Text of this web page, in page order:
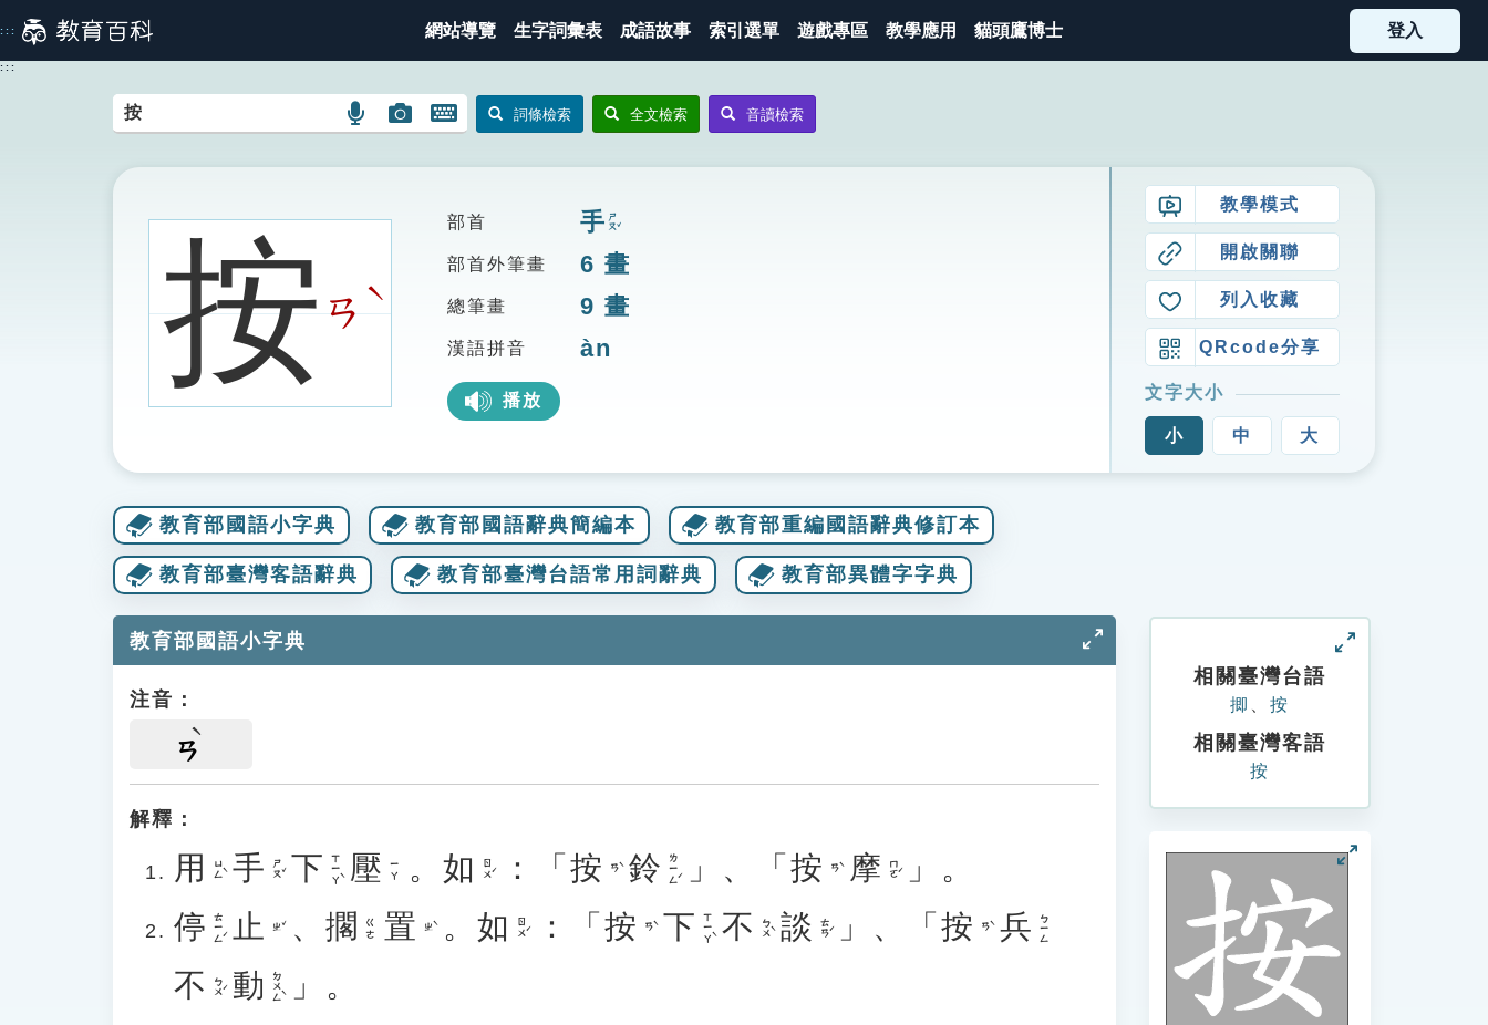
到
主
::: 網站導覽 生字詞彙表 成語故事 索引選單 遊戲專區 教學應用 貓頭鷹博士 登入
:::
語
搜
圖
圖
搜
開
鍵
圖
詞條檢索 全文檢索 音讀檢索
按ㄢ
ˋ
部首 手ㄕㄡˇ
部首外筆畫 6 畫
總筆畫 9 畫
漢語拼音 àn
播放
教學模式
開啟關聯
列入收藏
QRcode分享
文字大小
小 中 大
教育部國語小字典 教育部國語辭典簡編本 教育部重編國語辭典修訂本
教育部臺灣客語辭典 教育部臺灣台語常用詞辭典 教育部異體字字典
教育部國語小字典
注音：
ㄢ
解釋：
用 ㄩㄥˋ 手 ㄕㄡˇ 下 ㄒㄧㄚˋ 壓 ㄧㄚ 。 如 ㄖㄨˊ ：「 按 ㄢˋ 鈴 ㄌㄧㄥˊ 」、「 按 ㄢˋ 摩 ㄇㄛˊ
」。
停 ㄊㄧㄥˊ 止 ㄓˇ 、 擱 ㄍㄜ 置 ㄓˋ 。 如 ㄖㄨˊ ：「 按 ㄢˋ 下 ㄒㄧㄚˋ 不 ㄅㄨˋ 談 ㄊㄢˊ 」、「按 ㄢˋ 兵 ㄅㄧㄥ
不 ㄅㄨˊ 動 ㄉㄨㄥˋ
」。
相關臺灣台語
揤 按
相關臺灣客語
按